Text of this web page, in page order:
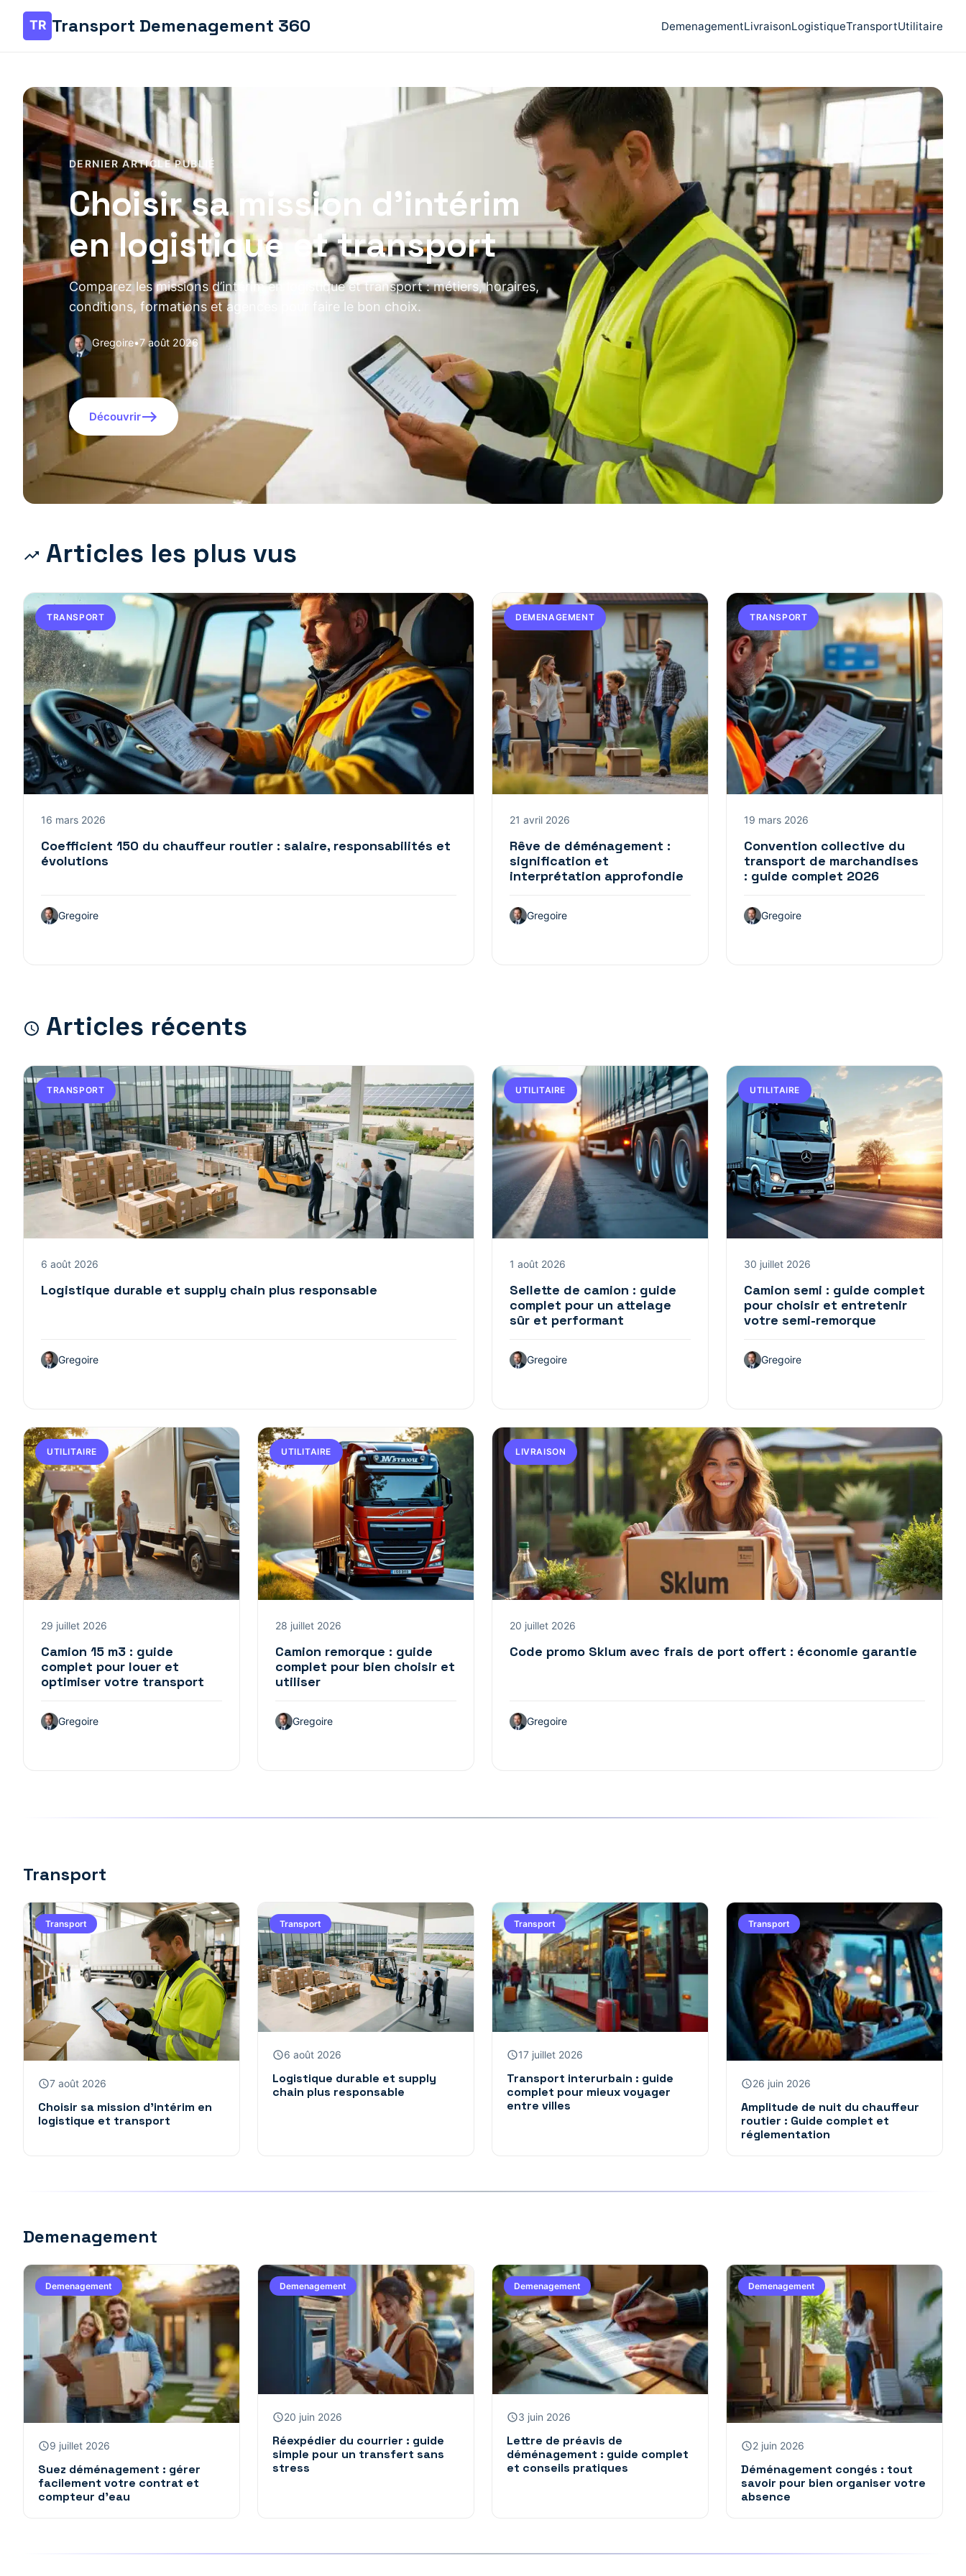
Transport Demenagement 360 DemenagementLivraisonLogistiqueTransportUtilitaire
DERNIER ARTICLE PUBLIÉ
Choisir sa mission d’intérim
en logistique et transport
Comparez les missions d’intérim en logistique et transport : métiers, horaires,
conditions, formations et agences pour faire le bon choix.
Gregoire•7 août 2026
Découvrir
Articles les plus vus
TRANSPORT
16 mars 2026
Coefficient 150 du chauffeur routier : salaire, responsabilités et
évolutions
Gregoire
DEMENAGEMENT
21 avril 2026
Rêve de déménagement :
signification et
interprétation approfondie
Gregoire
TRANSPORT
19 mars 2026
Convention collective du
transport de marchandises
: guide complet 2026
Gregoire
Articles récents
TRANSPORT
6 août 2026
Logistique durable et supply chain plus responsable
Gregoire
UTILITAIRE
1 août 2026
Sellette de camion : guide
complet pour un attelage
sûr et performant
Gregoire
UTILITAIRE
30 juillet 2026
Camion semi : guide complet
pour choisir et entretenir
votre semi-remorque
Gregoire
UTILITAIRE
29 juillet 2026
Camion 15 m3 : guide
complet pour louer et
optimiser votre transport
Gregoire
UTILITAIRE
28 juillet 2026
Camion remorque : guide
complet pour bien choisir et
utiliser
Gregoire
LIVRAISON
20 juillet 2026
Code promo Sklum avec frais de port offert : économie garantie
Gregoire
Transport
Transport
7 août 2026
Choisir sa mission d’intérim en
logistique et transport
Transport
6 août 2026
Logistique durable et supply
chain plus responsable
Transport
17 juillet 2026
Transport interurbain : guide
complet pour mieux voyager
entre villes
Transport
26 juin 2026
Amplitude de nuit du chauffeur
routier : Guide complet et
réglementation
Demenagement
Demenagement
9 juillet 2026
Suez déménagement : gérer
facilement votre contrat et
compteur d’eau
Demenagement
20 juin 2026
Réexpédier du courrier : guide
simple pour un transfert sans
stress
Demenagement
3 juin 2026
Lettre de préavis de
déménagement : guide complet
et conseils pratiques
Demenagement
2 juin 2026
Déménagement congés : tout
savoir pour bien organiser votre
absence